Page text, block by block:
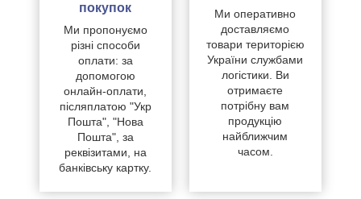
покупок
Ми пропонуємо
різні способи
оплати: за
допомогою
онлайн-оплати,
післяплатою "Укр
Пошта", "Нова
Пошта", за
реквізитами, на
банківську картку.
Ми оперативно
доставляємо
товари територією
України службами
логістики. Ви
отримаєте
потрібну вам
продукцію
найближчим
часом.